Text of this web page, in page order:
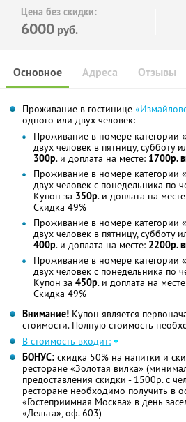
Цена без скидки:
6000 руб.
Основное Отзывы
Адреса
Проживание в гостинице
одного или двух человек:
Проживание в номере категории
двух человек в пятницу, субботу
300р. и доплата на месте: 1700р.
Проживание в номере категории
двух человек с понедельника по
Купон за 350р. и доплата на
Скидка 49%
Проживание в номере категории
двух человек в пятницу, субботу
400р. и доплата на месте: 2200р.
Проживание в номере категории
двух человек с понедельника по
Купон за 450р. и доплата на
Скидка 49%
Внимание! Купон является
стоимости. Полную стоимость
В стоимость входит:
БОНУС: скидка 50% на напитки и
ресторане «Золотая вилка»
предоставления скидки - 1500р. с
ресторане необходимо получить в
«Гостеприимная Москва» в день
«Дельта», оф. 603)